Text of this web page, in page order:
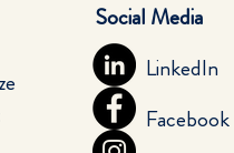
LinkedIn
Facebook
Social Media